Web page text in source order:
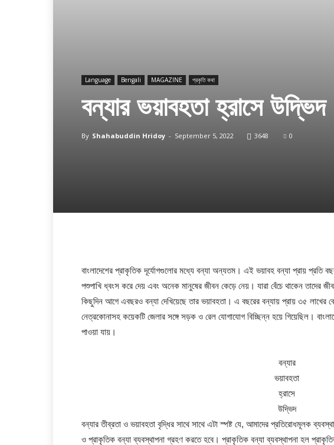
Language Bengali MAGAZINE প্রকৃতি কথা
বন্যার ভয়াবহতা হ্রাসে উদ্ভিদ
By Shahabuddin Hridoy - September 5, 2022 3648 0
বাংলাদেশের প্রাকৃতিক দূর্যোগগুলোর মধ্যে বন্যা অন্যতম। এই ভয়াবহ বন্যা প্রায় প্রতি
পশুপাখি ধ্বংস করে দেয় এবং অনেক মানুষের জীবন কেড়ে নেয়। যারা বেঁচে থাকেন তাদের
কিছুদিন আগে এবছরও বন্যা দেখিয়েছে তার ভয়াবহতা। এ বছরের বন্যায় প্রায় ৩৫ লাখের
নেত্রকোনাসহ কয়েকটি জেলার সঙ্গে সড়ক ও রেল যোগাযোগ বিচ্ছিন্ন হয়ে গিয়েছিল।
পাওয়া যায়।
বন্যার
ভয়াবহতা
হ্রাসে
উদ্ভিদ
বন্যার তীব্রতা ও ভয়াবহতা বৃদ্ধির সাথে সাথে এটা স্পষ্ট যে, আমাদের প্রতিরোধমূলক
ও প্রাকৃতিক বন্যা ব্যবস্থাপনা গ্রহণ করতে হবে। প্রাকৃতিক বন্যা ব্যবস্থাপনা হল